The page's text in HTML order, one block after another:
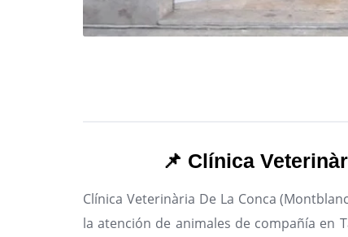
📌 Clínica
Clínica Veterinària De La Conca
la atención de animales de compañía en